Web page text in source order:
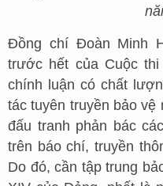
Đồng chí Đoàn Minh
trước hết của Cuộc
chính luận có chất
tác tuyên truyền bảo
đấu tranh phản bác
trên báo chí, truyền
Do đó, cần tập trung